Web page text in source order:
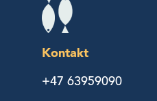
Kontakt
+47 63959090